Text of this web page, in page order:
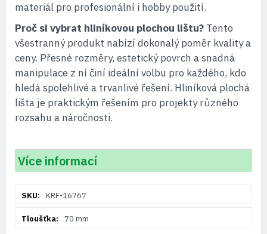
materiál pro profesionální i hobby použití.
Proč si vybrat hliníkovou plochou lištu? Tento
všestranný produkt nabízí dokonalý poměr kvality a
ceny. Přesné rozměry, estetický povrch a snadná
manipulace z ní činí ideální volbu pro každého, kdo
hledá spolehlivé a trvanlivé řešení. Hliníková plochá
lišta je praktickým řešením pro projekty různého
rozsahu a náročnosti.
Více informací
informacíKRF-16767
70 mm